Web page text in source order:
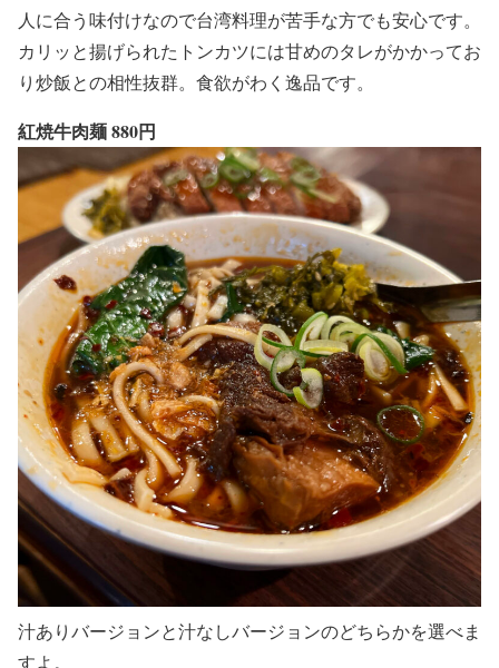
人に合う味付けなので台湾料理が苦手な方でも安心です。
カリッと揚げられたトンカツには甘めのタレがかかってお
り炒飯との相性抜群。食欲がわく逸品です。
紅焼牛肉麺 880円
汁ありバージョンと汁なしバージョンのどちらかを選べま
すよ。